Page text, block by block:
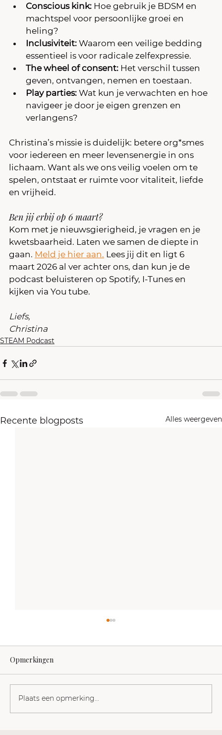
Conscious kink: Hoe gebruik je BDSM en
machtspel voor persoonlijke groei en
heling?
Inclusiviteit: Waarom een veilige bedding
essentieel is voor radicale zelfexpressie.
The wheel of consent: Het verschil tussen
geven, ontvangen, nemen en toestaan.
Play parties: Wat kun je verwachten en hoe
navigeer je door je eigen grenzen en
verlangens?
Christina’s missie is duidelijk: betere org*smes
voor iedereen en meer levensenergie in ons
lichaam. Want als we ons veilig voelen om te
spelen, ontstaat er ruimte voor vitaliteit, liefde
en vrijheid.
Ben jij erbij op 6 maart?
Kom met je nieuwsgierigheid, je vragen en je
kwetsbaarheid. Laten we samen de diepte in
gaan. Meld je hier aan. Lees jij dit en ligt 6
maart 2026 al ver achter ons, dan kun je de
podcast beluisteren op Spotify, I-Tunes en
kijken via You tube.
Liefs,
Christina
STEAM Podcast
Recente blogposts Alles weergeven
Opmerkingen
Plaats een opmerking...